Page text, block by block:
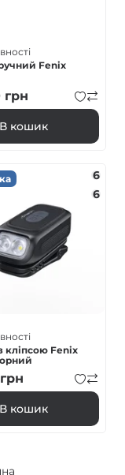
Fenix
грн
В кошик
6
6
кліпсою Fenix
грн
В кошик